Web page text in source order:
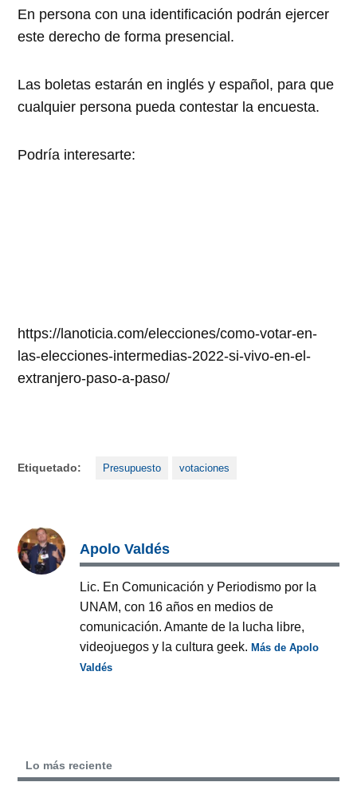
En persona con una identificación podrán ejercer
este derecho de forma presencial.
Las boletas estarán en inglés y español, para que
cualquier persona pueda contestar la encuesta.
Podría interesarte:
https://lanoticia.com/elecciones/como-votar-en-
las-elecciones-intermedias-2022-si-vivo-en-el-
extranjero-paso-a-paso/
Etiquetado: Presupuesto votaciones
Apolo Valdés
Lic. En Comunicación y Periodismo por la
UNAM, con 16 años en medios de
comunicación. Amante de la lucha libre,
videojuegos y la cultura geek.Más de Apolo
Valdés
Lo más reciente